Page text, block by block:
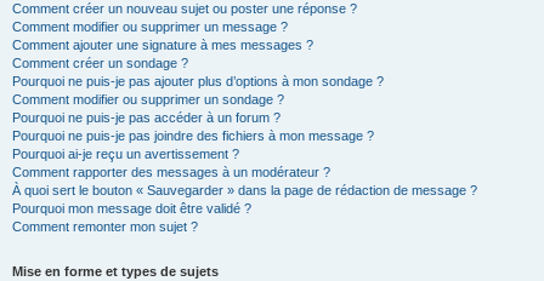
Comment créer un nouveau sujet ou poster une réponse ?
Comment modifier ou supprimer un message ?
Comment ajouter une signature à mes messages ?
Comment créer un sondage ?
Pourquoi ne puis-je pas ajouter plus d’options à mon sondage ?
Comment modifier ou supprimer un sondage ?
Pourquoi ne puis-je pas accéder à un forum ?
Pourquoi ne puis-je pas joindre des fichiers à mon message ?
Pourquoi ai-je reçu un avertissement ?
Comment rapporter des messages à un modérateur ?
À quoi sert le bouton « Sauvegarder » dans la page de rédaction de message ?
Pourquoi mon message doit être validé ?
Comment remonter mon sujet ?
Mise en forme et types de sujets